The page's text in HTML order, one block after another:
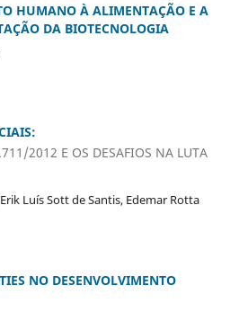
HUMANO À ALIMENTAÇÃO E A
DA BIOTECNOLOGIA
2012 E OS DESAFIOS NA LUTA
Luís Sott de Santis, Edemar Rotta
NO DESENVOLVIMENTO